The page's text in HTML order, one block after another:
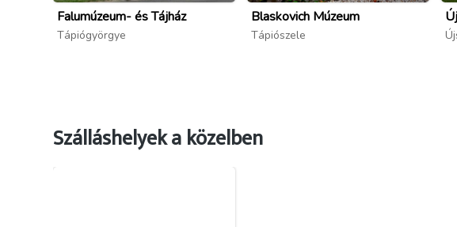
forrás: tapiogyorgye.hu/ifjusagi-tabor ; tapiogyorgye.hu/
Strand-és-Ifjúsági-Tábor-Tápiógyörgye
Falumúzeum- és Tájház
Tápiógyörgye
Blaskovich Múzeum
Tápiószele
Szálláshelyek a közelben